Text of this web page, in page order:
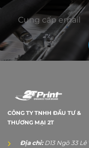
CÔNG TY TNHH ĐẦU TƯ &
THƯƠNG MẠI 2T
Địa chỉ:D13 Ngõ 33 Lê